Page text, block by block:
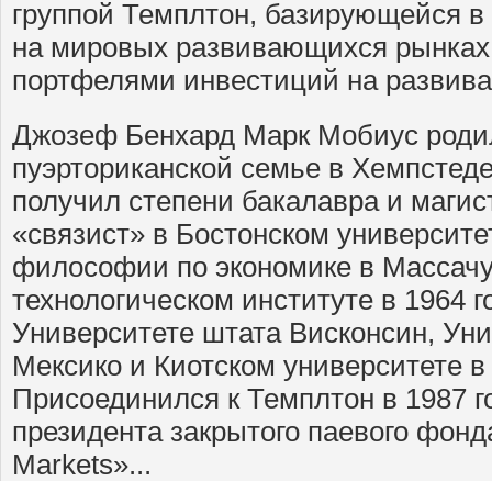
группой Темплтон, базирующейся в
на мировых развивающихся рынках
портфелями инвестиций на
Джозеф Бенхард Марк Мобиус
пуэрториканской семье в
получил степени бакалавра и
«связист» в Бостонском
философии по экономике в
технологическом институте в 1964
Университете штата Висконсин,
Мексико и Киотском университете
Присоединился к Темплтон в 1987
президента закрытого паевого
Markets»...